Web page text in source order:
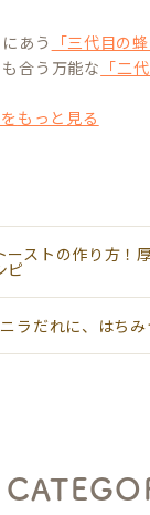
あう 「三代目の
合う万能な 「二
もっと見る
ーストの作り方！
ピ
ラだれに、はちみ